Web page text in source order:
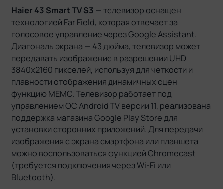
Haier 43 Smart TV S3 — телевизор оснащен
технологией Far Field, которая отвечает за
голосовое управление через Google Assistant.
Диагональ экрана — 43 дюйма, телевизор может
передавать изображение в разрешении UHD
3840х2160 пикселей, используя для четкости и
плавности отображения динамичных сцен
функцию MEMC. Телевизор работает под
управлением ОС Android TV версии 11, реализована
поддержка магазина Google Play Store для
установки сторонних приложений. Для передачи
изображения с экрана смартфона или планшета
можно воспользоваться функцией Chromecast
(требуется подключения через Wi-Fi или
Bluetooth).